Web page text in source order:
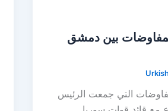
بين دمشق
التي جمعت الرئيس